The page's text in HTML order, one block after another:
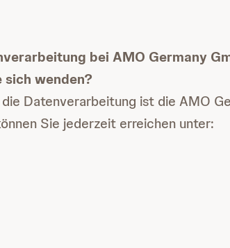
bei AMO Germany
sich wenden?
Datenverarbeitung ist die AMO
Sie jederzeit erreichen unter: